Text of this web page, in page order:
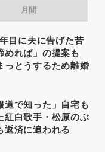
月間
目に夫に告げた苦
めれば」の提案も
っとうするため離婚
道で知った」自宅も
紅白歌手・松原のぶ
返済に追われる